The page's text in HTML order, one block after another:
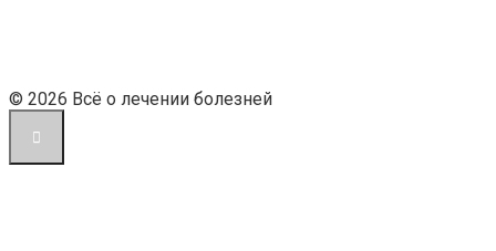
© 2026 Всё о лечении болезней